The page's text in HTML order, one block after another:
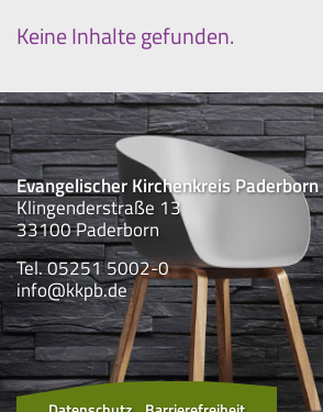
Keine Inhalte gefunden.
Evangelischer Kirchenkreis Paderborn
Klingenderstraße 13
33100 Paderborn
Tel. 05251 5002-0
info@kkpb.de